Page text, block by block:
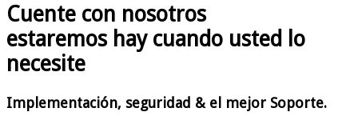
Cuente con nosotros
estaremos hay cuando usted lo
necesite
Implementación, seguridad & el mejor Soporte.